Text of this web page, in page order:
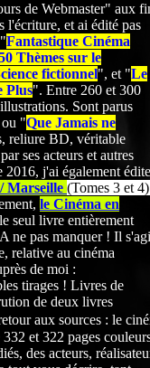
de Webmaster" aux
l'écriture, et ai édité pas
Fantastique Cinéma
Thèmes sur le
fictionnel", et "Le
Plus". Entre 260 et 300
Sont parus
"Que Jamais ne
reliure BD, véritable
ses acteurs et autres
2016, j'ai également
Marseille (Tomes 3 et 4)
le Cinéma en
seul livre entièrement
ne pas manquer ! Il
relative au cinéma
de moi :
tirages ! Livres de
de deux livres
aux sources : le
et 322 pages
des acteurs,